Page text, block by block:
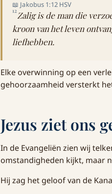
📖 Jakobus 1:12 HSV
12Zalig is de man die
kroon van het leven
liefhebben.
Elke overwinning op een
gehoorzaamheid versterkt
Jezus ziet ons
In de Evangeliën zien wij
omstandigheden kijkt, maar
Hij zag het geloof van de